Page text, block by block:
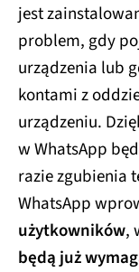
jest
problem, gdy
urządzenia lub
kontami z
urządzeniu.
w WhatsApp
razie zgubienia
WhatsApp
użytkowników,
będą już